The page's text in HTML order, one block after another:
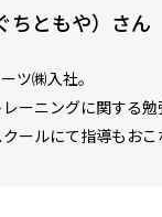
ちともや）さん
ツ㈱入社。
ーニングに関する
ールにて指導もお